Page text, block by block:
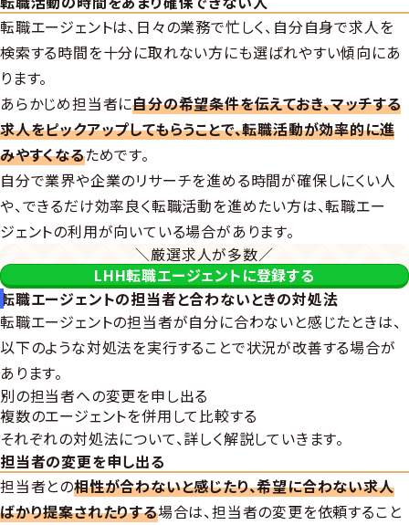
転職エージェントは、日々の業務で忙しく、自分自身で求人を
検索する時間を十分に取れない方にも選ばれやすい傾向にあ
ります。
あらかじめ担当者に自分の希望条件を伝えておき、マッチする
求人をピックアップしてもらうことで、転職活動が効率的に進
みやすくなるためです。
自分で業界や企業のリサーチを進める時間が確保しにくい人
や、できるだけ効率良く転職活動を進めたい方は、転職エー
ジェントの利用が向いている場合があります。
＼厳選求人が多数／
LHH転職エージェントに登録する
転職エージェントの担当者と合わないときの対処法
転職エージェントの担当者が自分に合わないと感じたときは、
以下のような対処法を実行することで状況が改善する場合が
あります。
別の担当者への変更を申し出る
複数のエージェントを併用して比較する
それぞれの対処法について、詳しく解説していきます。
担当者の変更を申し出る
担当者との相性が合わないと感じたり、希望に合わない求人
ばかり提案されたりする場合は、担当者の変更を依頼すること